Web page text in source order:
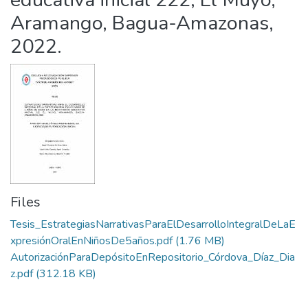
Aramango, Bagua-Amazonas,
2022.
Files
Tesis_EstrategiasNarrativasParaElDesarrolloIntegralDeLaE
xpresiónOralEnNiñosDe5años.pdf(1.76 MB)
AutorizaciónParaDepósitoEnRepositorio_Córdova_Díaz_Dia
z.pdf(312.18 KB)